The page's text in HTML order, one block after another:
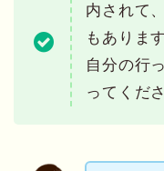
内されて
もあります
自分の行
ってくだ